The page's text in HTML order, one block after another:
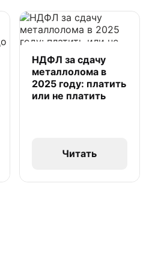
НДФЛ за сдачу
металлолома в
2025 году: платить
или не платить
Читать